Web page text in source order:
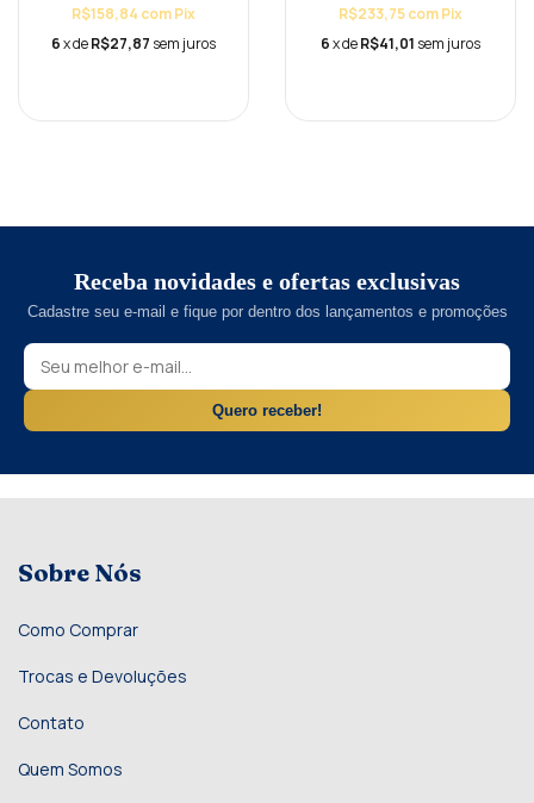
R$158,84 comPix
6x deR$27,87 sem juros
R$233,75comPix
6x deR$41,01 sem juros
Receba novidades e ofertas exclusivas
Cadastre seu e-mail e fique por dentro dos lançamentos e promoções
Quero receber!
Sobre Nós
Como Comprar
Trocas e Devoluções
Contato
Quem Somos